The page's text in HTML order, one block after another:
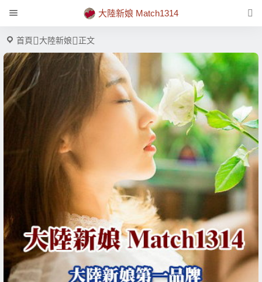
大陸新娘 Match1314
首頁 大陸新娘 正文